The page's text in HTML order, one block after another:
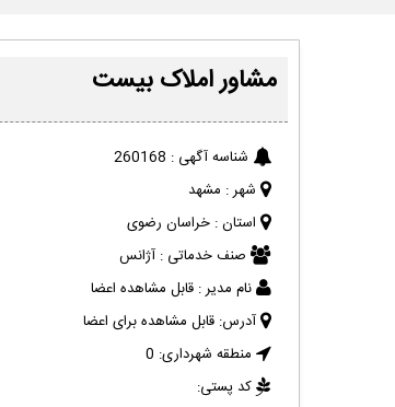
مشاور املاک بیست
شناسه آگهی : 260168
شهر : مشهد
استان : خراسان رضوی
صنف خدماتی : آژانس
نام مدیر : قابل مشاهده اعضا
آدرس: قابل مشاهده برای اعضا
منطقه شهرداری: 0
کد پستی: